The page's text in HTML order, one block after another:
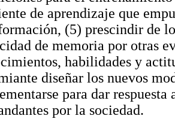
de aprendizaje que
(5) prescindir de
de memoria por otras
habilidades y
diseñar los nuevos
para dar respuesta
por la sociedad.